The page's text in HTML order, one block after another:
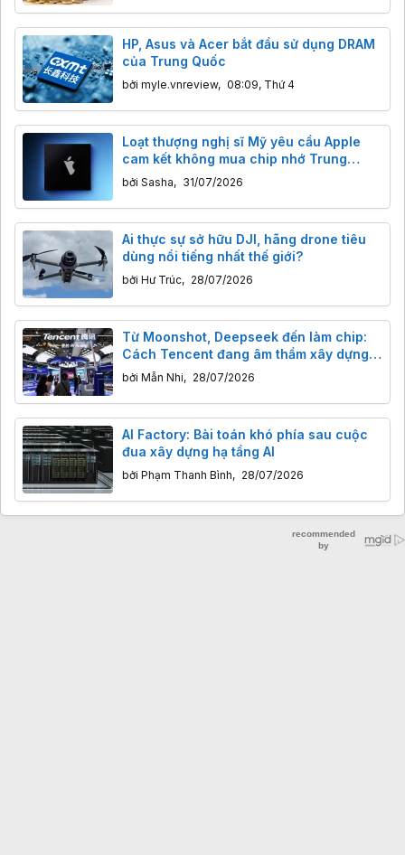
HP, Asus và Acer bắt đầu sử dụng DRAM
của Trung Quốc
bởi myle.vnreview, 08:09, Thứ 4
Loạt thượng nghị sĩ Mỹ yêu cầu Apple
cam kết không mua chip nhớ Trung
Quốc
bởi Sasha, 31/07/2026
Ai thực sự sở hữu DJI, hãng drone tiêu
dùng nổi tiếng nhất thế giới?
bởi Hư Trúc, 28/07/2026
Từ Moonshot, Deepseek đến làm chip:
Cách Tencent đang âm thầm xây dựng
"đế chế" AI của mình
bởi Mẫn Nhi, 28/07/2026
AI Factory: Bài toán khó phía sau cuộc
đua xây dựng hạ tầng AI
bởi Phạm Thanh Bình, 28/07/2026